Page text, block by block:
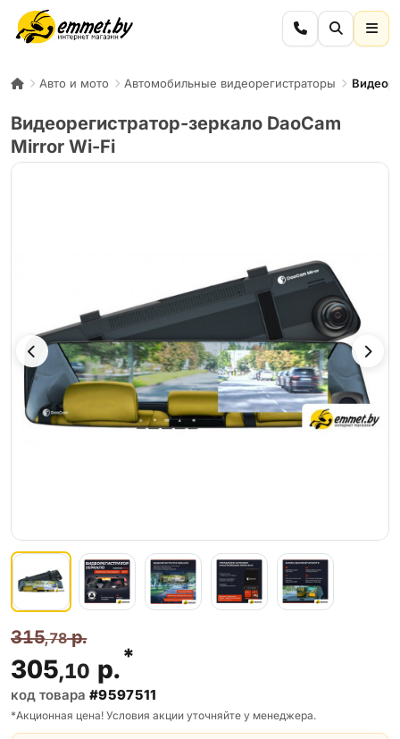
Авто и мото Автомобильные видеорегистраторы
Видеорегистратор-зеркало DaoCam
Mirror Wi-Fi
315,78р.
305,10 р.*
код товара #9597511
*Акционная цена! Условия акции уточняйте у менеджера.